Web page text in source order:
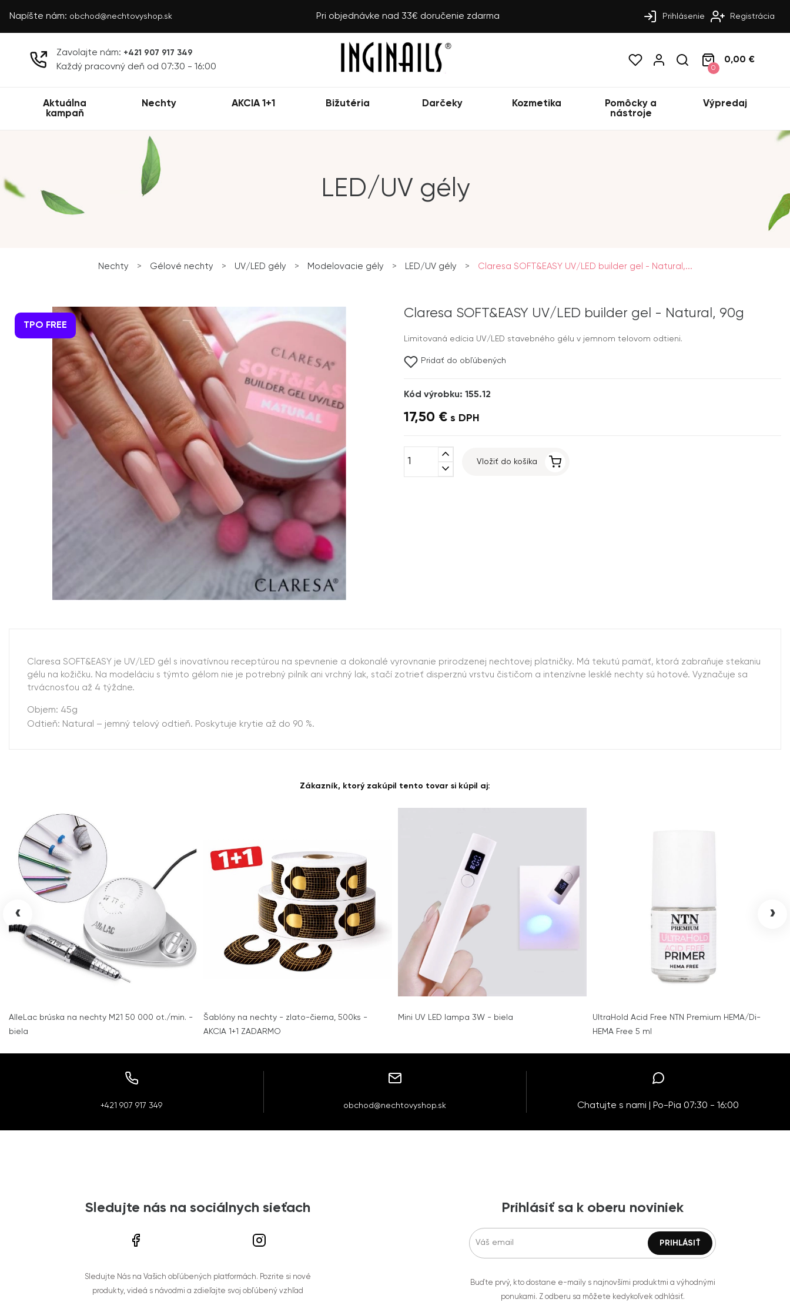
Napíšte nám: obchod@nechtovyshop.sk Pri objednávke nad 33€ doručenie zdarma Prihlásenie Registrácia
Zavolajte nám: +421 907 917 349
Každý pracovný deň od 07:30 - 16:00 0
0,00 €
Aktuálna
kampaň
Nechty AKCIA 1+1 Bižutéria Darčeky Kozmetika
Pomôcky a
nástroje
Výpredaj
LED/UV gély
Nechty > Gélové nechty > UV/LED gély > Modelovacie gély > LED/UV gély > Claresa SOFT&EASY UV/LED builder gel - Natural,...
TPO FREE
Claresa SOFT&EASY UV/LED builder gel - Natural, 90g
Limitovaná edícia UV/LED stavebného gélu v jemnom telovom odtieni.
Pridať do obľúbených
Kód výrobku: 155.12
17,50 € s DPH
expand_less
expand_more
Vložiť do košíka
Claresa SOFT&EASY je UV/LED gél s inovatívnou receptúrou na spevnenie a dokonalé vyrovnanie prirodzenej nechtovej platničky. Má tekutú pamäť, ktorá zabraňuje stekaniu
gélu na kožičku. Na modeláciu s týmto gélom nie je potrebný pilník ani vrchný lak, stačí zotrieť disperznú vrstvu čističom a intenzívne lesklé nechty sú hotové. Vyznačuje sa
trvácnosťou až 4 týždne.
Objem: 45g
Odtieň: Natural – jemný telový odtieň. Poskytuje krytie až do 90 %.
Zákazník, ktorý zakúpil tento tovar si kúpil aj:
AlleLac brúska na nechty M21 50 000 ot./min. -
biela
Šablóny na nechty - zlato-čierna, 500ks -
AKCIA 1+1 ZADARMO
Mini UV LED lampa 3W - biela
UltraHold Acid Free NTN Premium HEMA/Di-
HEMA Free 5 ml
‹ ›
+421 907 917 349 obchod@nechtovyshop.sk Chatujte s nami | Po-Pia 07:30 - 16:00
Sledujte nás na sociálnych sieťach
Sledujte Nás na Vašich obľúbených platformách. Pozrite si nové
produkty, videá s návodmi a zdieľajte svoj obľúbený vzhľad
Prihlásiť sa k oberu noviniek
Buďte prvý, kto dostane e-maily s najnovšími produktmi a výhodnými
ponukami. Z odberu sa môžete kedykoľvek odhlásiť.